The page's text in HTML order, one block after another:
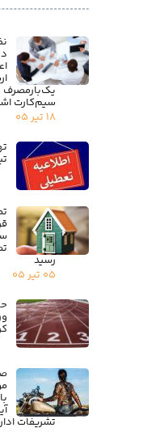
رسیدگی قضایی به‌منظور صدور
ضعیف، سست و متعارض، حفظ
افزایش صدور آراء متقن است .
سیم‌کارت
۱۸ تیر ۰۵
رسید
۰۵ تیر ۰۵
تشریفات